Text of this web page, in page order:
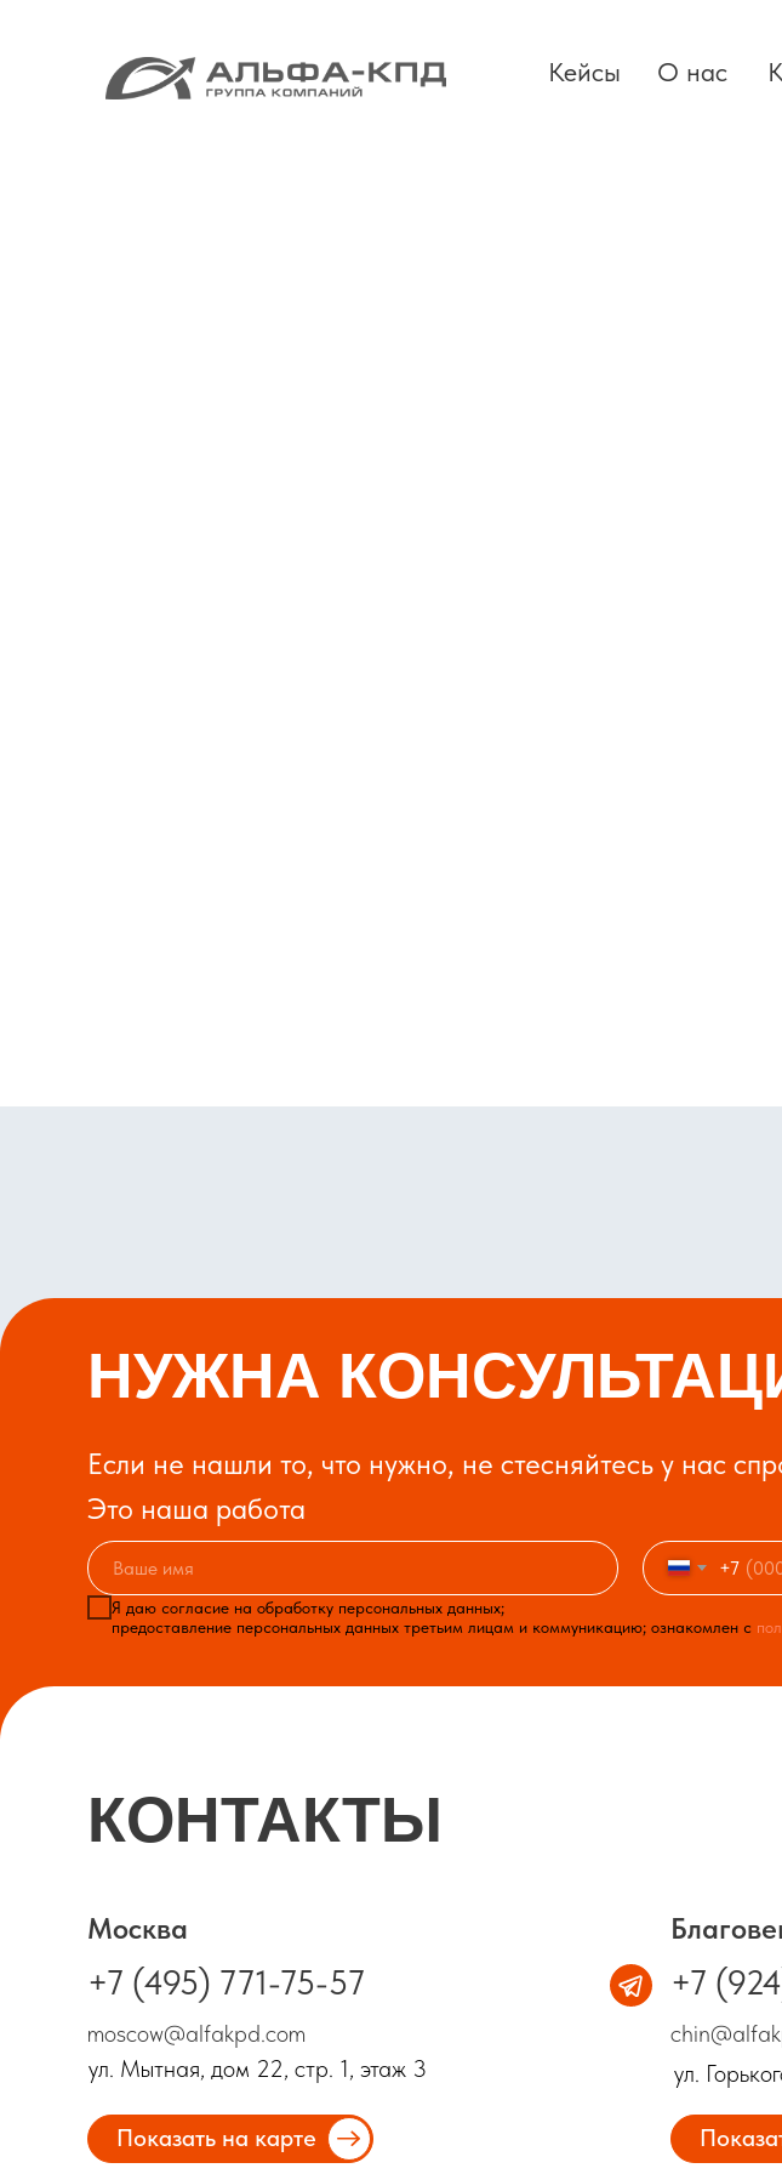
Кейсы О нас
НУЖНА
Если не нашли то, что нужно, не стесняйтесь у нас
Это наша работа
+7
Я даю согласие на обработку персональных данных;
предоставление персональных данных третьим лицам и коммуникацию; ознакомлен с
КОНТАКТЫ
Москва
+7 (495) 771-75-57
moscow@alfakpd.com
+7
Показать на карте
ул.
ул. Мытная, дом 22, стр. 1, этаж 3